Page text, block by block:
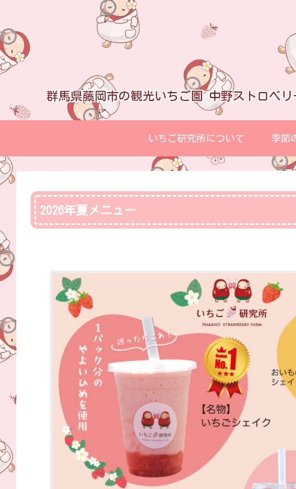
群馬県藤岡市の観光いちご園 中野ストロベ
いちご研究所について 季節
2026年夏メニュー